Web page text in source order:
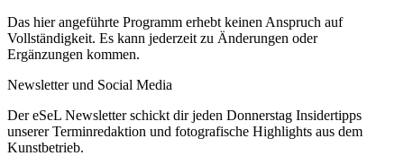
Das hier angeführte Programm erhebt keinen Anspruch auf
Vollständigkeit. Es kann jederzeit zu Änderungen oder
Ergänzungen kommen.
Newsletter und Social Media
Der eSeL Newsletter schickt dir jeden Donnerstag Insidertipps
unserer Terminredaktion und fotografische Highlights aus dem
Kunstbetrieb.